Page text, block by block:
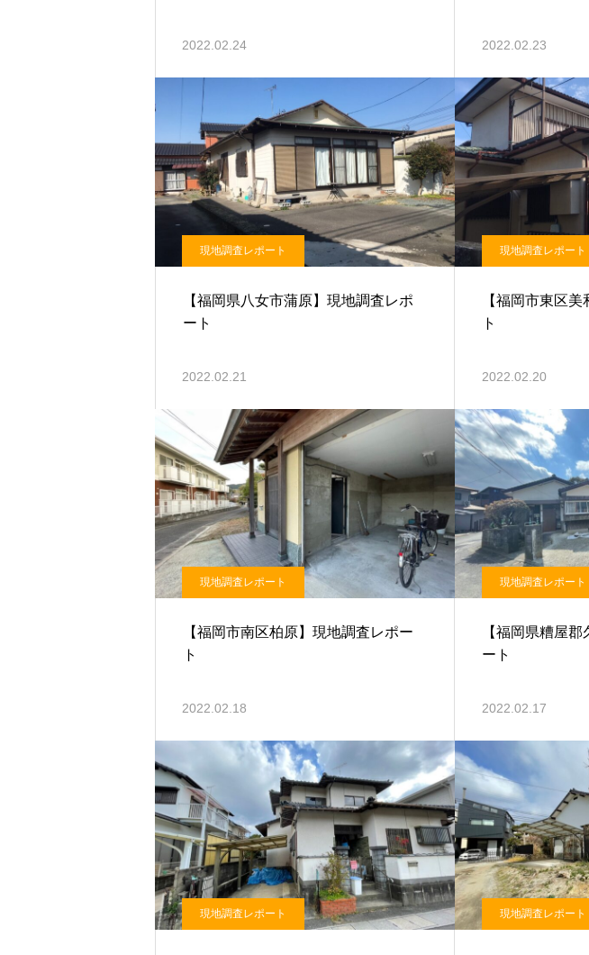
2022.02.24 2022.02.23
現地調査レポート
【福岡県八女市蒲原】現地調査レポ
ート
2022.02.21
現地調査レポート
【福岡市東区
ト
2022.02.20
現地調査レポート
【福岡市南区柏原】現地調査レポー
ト
2022.02.18
現地調査レポート
【福岡県糟屋
ート
2022.02.17
現地調査レポート 現地調査レポート